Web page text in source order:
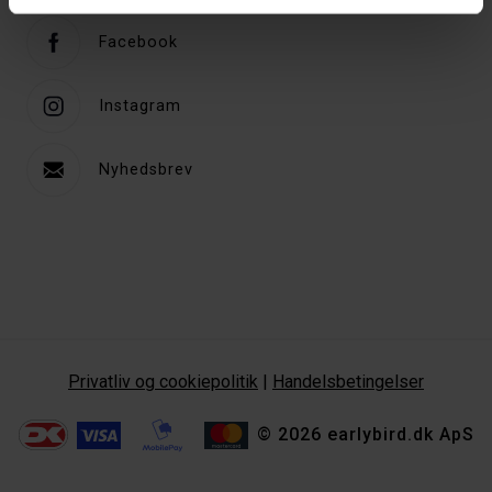
Facebook
Instagram
Nyhedsbrev
Privatliv og cookiepolitik | Handelsbetingelser
© 2026 earlybird.dk ApS